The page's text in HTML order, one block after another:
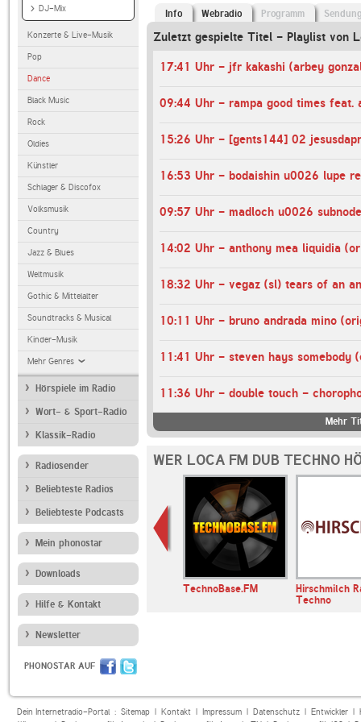
DJ-Mix
Konzerte & Live-Musik
Pop
Dance
Black Music
Rock
Oldies
Künstler
Schlager & Discofox
Volksmusik
Country
Jazz & Blues
Weltmusik
Gothic & Mittelalter
Soundtracks & Musical
Kinder-Musik
Mehr Genres
Hörspiele im Radio
Wort- & Sport-Radio
Klassik-Radio
Radiosender
Beliebteste Radios
Beliebteste Podcasts
Mein phonostar
Downloads
Hilfe & Kontakt
Newsletter
PHONOSTAR AUF
Info Webradio Programm
Zuletzt gespielte Titel - Playlist von
14:02 Uhr - anthony mea liquidia
18:32 Uhr - vegaz (sl) tears of an
10:11 Uhr - bruno andrada mino
Mehr
WER LOCA FM DUB TECHNO
Radio Chilltrax TechnoBase.FM
Hirschmilch
Techno
Dein Internetradio-Portal : Sitemap| Kontakt| Impressum| Datenschutz| Entwickler|